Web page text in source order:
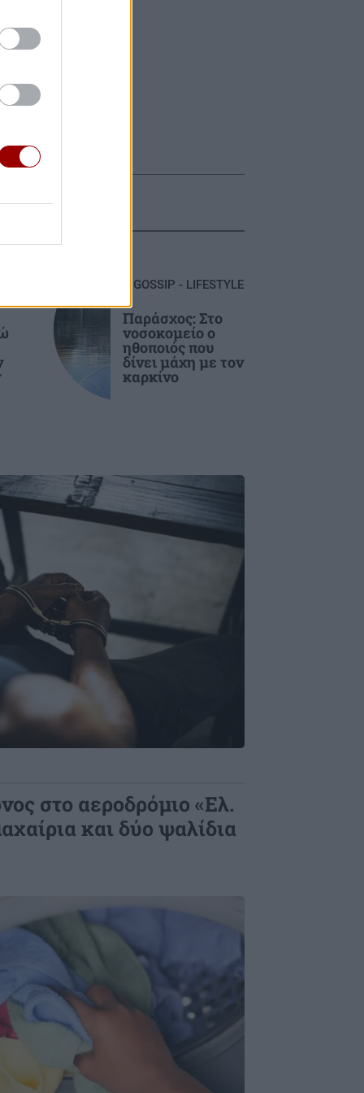
GOSSIP - LIFESTYLE
Παράσχος: Στο
νοσοκομείο ο
ηθοποιός που
δίνει μάχη με τον
καρκίνο
στο αεροδρόμιο «Ελ.
και δύο ψαλίδια